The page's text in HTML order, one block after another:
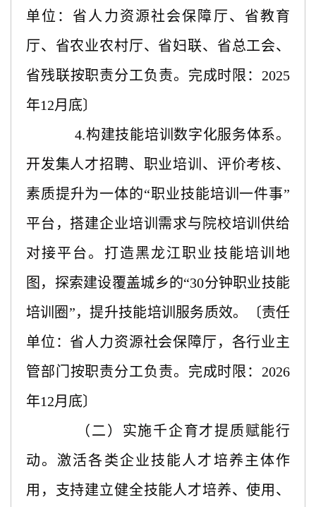
单位：省人力资源社会保障厅、省教育
厅、省农业农村厅、省妇联、省总工会、
省残联按职责分工负责。完成时限：2025
年12月底〕
4.构建技能培训数字化服务体系。
开发集人才招聘、职业培训、评价考核、
素质提升为一体的“职业技能培训一件事”
平台，搭建企业培训需求与院校培训供给
对接平台。打造黑龙江职业技能培训地
图，探索建设覆盖城乡的“30分钟职业技能
培训圈”，提升技能培训服务质效。〔责任
单位：省人力资源社会保障厅，各行业主
管部门按职责分工负责。完成时限：2026
年12月底〕
（二）实施千企育才提质赋能行
动。激活各类企业技能人才培养主体作
用，支持建立健全技能人才培养、使用、